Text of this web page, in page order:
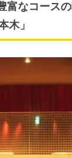
富なコース
木」